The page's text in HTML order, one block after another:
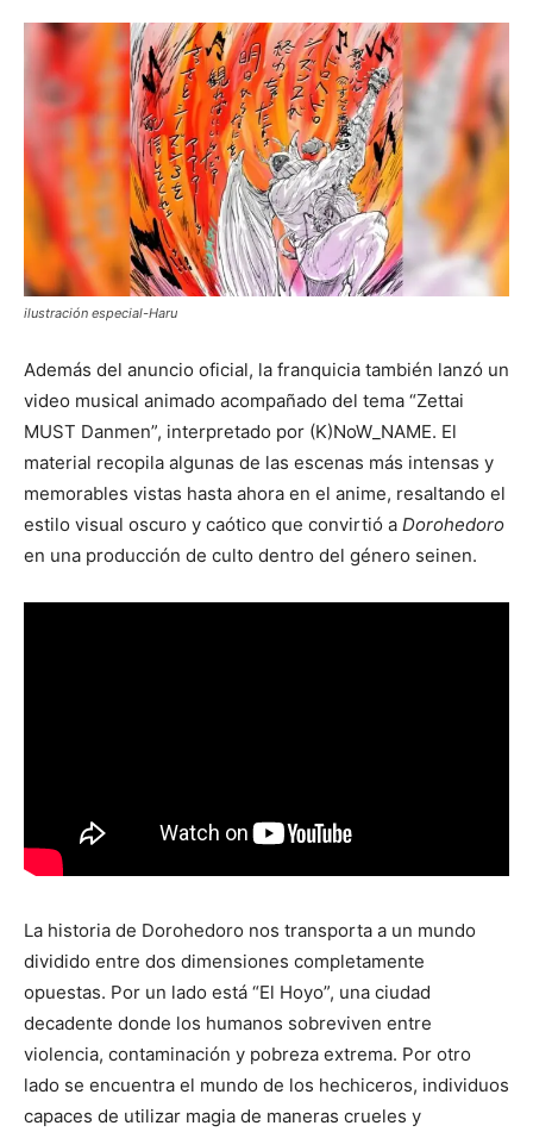
ilustración especial-Haru
Además del anuncio oficial, la franquicia también lanzó un
video musical animado acompañado del tema “Zettai
MUST Danmen”, interpretado por (K)NoW_NAME. El
material recopila algunas de las escenas más intensas y
memorables vistas hasta ahora en el anime, resaltando el
estilo visual oscuro y caótico que convirtió a Dorohedoro
en una producción de culto dentro del género seinen.
La historia de Dorohedoro nos transporta a un mundo
dividido entre dos dimensiones completamente
opuestas. Por un lado está “El Hoyo”, una ciudad
decadente donde los humanos sobreviven entre
violencia, contaminación y pobreza extrema. Por otro
lado se encuentra el mundo de los hechiceros, individuos
capaces de utilizar magia de maneras crueles y